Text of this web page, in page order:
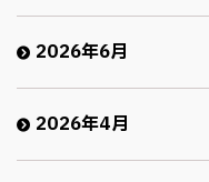
2026年6月
2026年4月